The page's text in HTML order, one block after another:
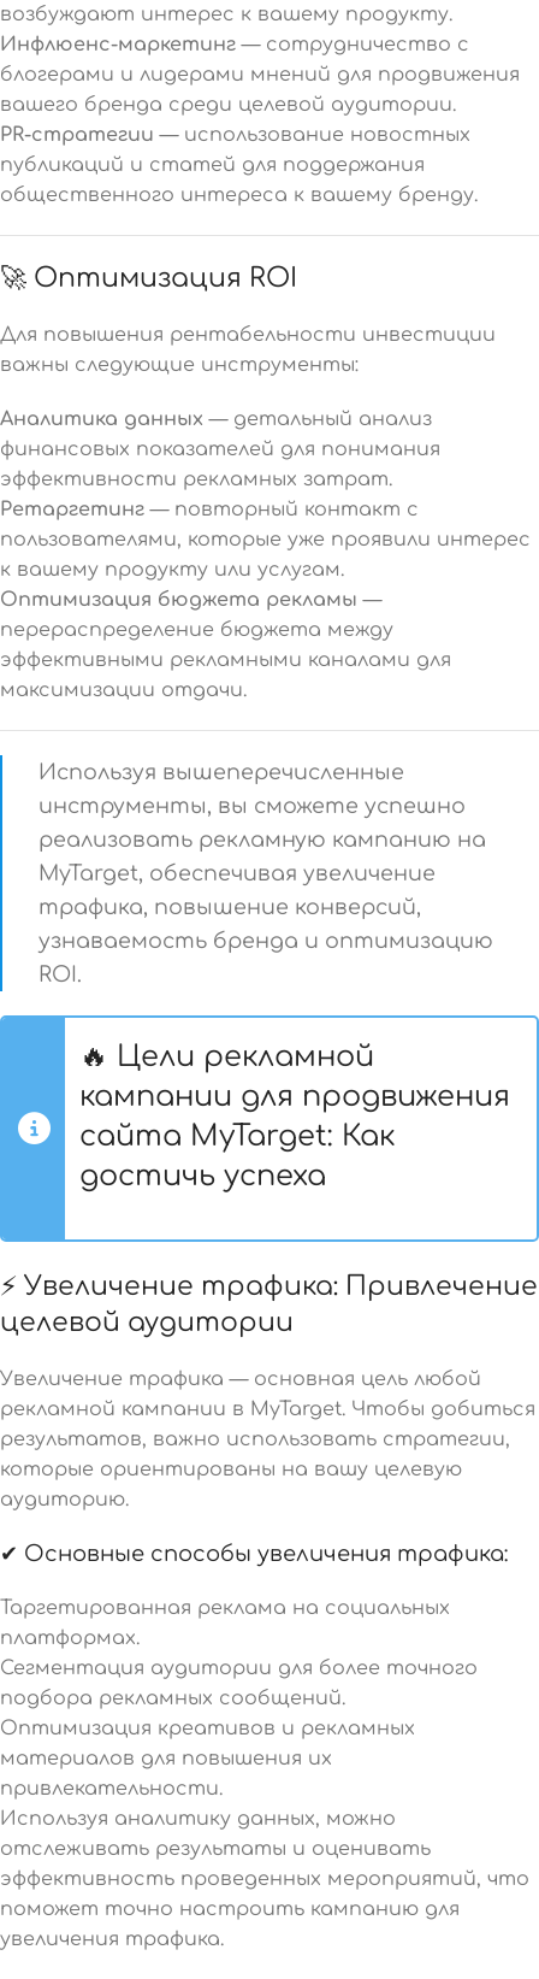
возбуждают интерес к вашему продукту.
Инфлюенс-маркетинг — сотрудничество с
блогерами и лидерами мнений для продвижения
вашего бренда среди целевой аудитории.
PR-стратегии — использование новостных
публикаций и статей для поддержания
общественного интереса к вашему бренду.
🚀 Оптимизация ROI
Для повышения рентабельности инвестиции
важны следующие инструменты:
Аналитика данных — детальный анализ
финансовых показателей для понимания
эффективности рекламных затрат.
Ретаргетинг — повторный контакт с
пользователями, которые уже проявили интерес
к вашему продукту или услугам.
Оптимизация бюджета рекламы —
перераспределение бюджета между
эффективными рекламными каналами для
максимизации отдачи.
Используя вышеперечисленные
инструменты, вы сможете успешно
реализовать рекламную кампанию на
MyTarget, обеспечивая увеличение
трафика, повышение конверсий,
узнаваемость бренда и оптимизацию
ROI.
🔥 Цели рекламной
кампании для продвижения
сайта MyTarget: Как
достичь успеха
⚡ Увеличение трафика: Привлечение
целевой аудитории
Увеличение трафика — основная цель любой
рекламной кампании в MyTarget. Чтобы добиться
результатов, важно использовать стратегии,
которые ориентированы на вашу целевую
аудиторию.
✔ Основные способы увеличения трафика:
Таргетированная реклама на социальных
платформах.
Сегментация аудитории для более точного
подбора рекламных сообщений.
Оптимизация креативов и рекламных
материалов для повышения их
привлекательности.
Используя аналитику данных, можно
отслеживать результаты и оценивать
эффективность проведенных мероприятий, что
поможет точно настроить кампанию для
увеличения трафика.